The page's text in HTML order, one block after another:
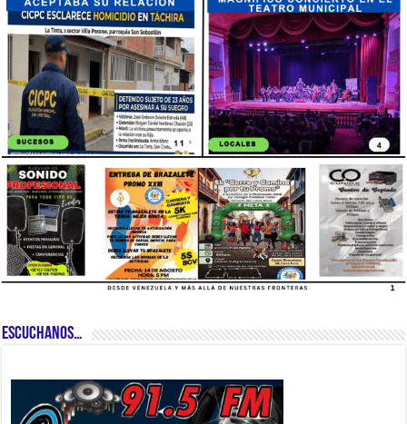
ESCUCHANOS…